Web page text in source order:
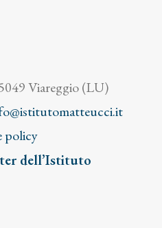
Viareggio (LU)
policy
dell’Istituto